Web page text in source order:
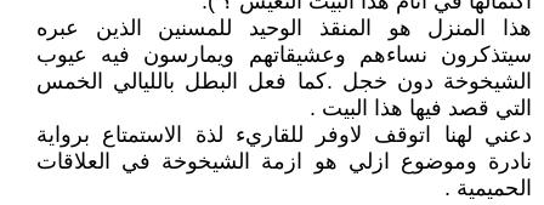
هذا المنزل هو المنقذ الوحيد للمسنين الذين عبره
سيتذكرون نساءهم وعشيقاتهم ويمارسون فيه عيوب
الشيخوخة دون خجل .كما فعل البطل بالليالي الخمس
التي قصد فيها هذا البيت .
دعني لهنا اتوقف لاوفر للقاريء لذة الاستمتاع برواية
نادرة وموضوع ازلي هو ازمة الشيخوخة في العلاقات
الحميمية .